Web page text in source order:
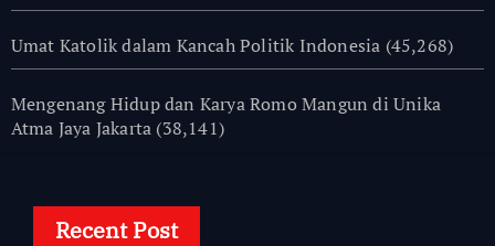
Umat Katolik dalam Kancah Politik Indonesia (45,268)
Mengenang Hidup dan Karya Romo Mangun di Unika
Atma Jaya Jakarta (38,141)
Recent Post